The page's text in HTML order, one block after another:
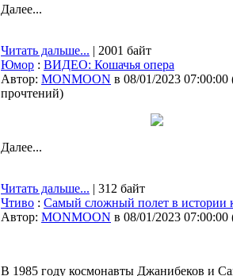
Далее...
Читать дальше... | 2001 байт
Юмор : ВИДЕО: Кошачья опера
Автор: MONMOON в 08/01/2023 07:00:00
прочтений)
Далее...
Читать дальше... | 312 байт
Чтиво : Самый сложный полет в истории
Автор: MONMOON в 08/01/2023 07:00:00
В 1985 году космонавты Джанибеков и